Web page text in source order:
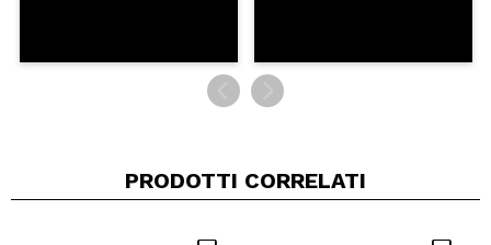
PRODOTTI CORRELATI